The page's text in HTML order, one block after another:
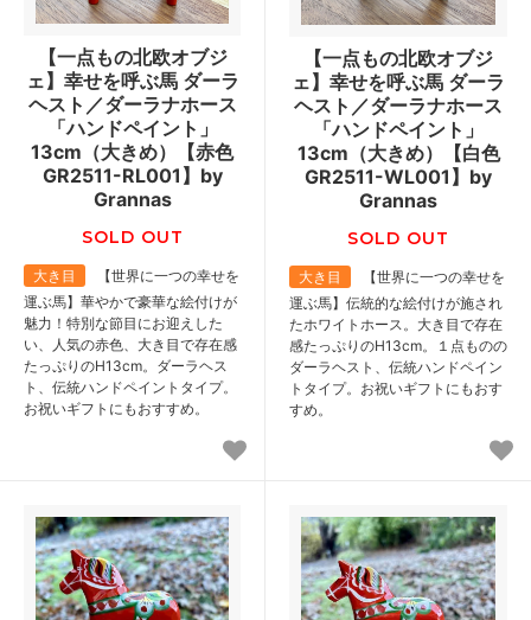
【一点もの北欧オブジ
ェ】幸せを呼ぶ馬 ダーラ
ヘスト／ダーラナホース
「ハンドペイント」
13cm（大きめ）【赤色
GR2511-RL001】by
Grannas
SOLD OUT
大き目
【世界に一つの幸せを
運ぶ馬】華やかで豪華な絵付けが
魅力！特別な節目にお迎えした
い、人気の赤色、大き目で存在感
たっぷりのH13cm。ダーラヘス
ト、伝統ハンドペイントタイプ。
お祝いギフトにもおすすめ。
【一点もの北欧オブジ
ェ】幸せを呼ぶ馬 ダーラ
ヘスト／ダーラナホース
「ハンドペイント」
13cm（大きめ）【白色
GR2511-WL001】by
Grannas
SOLD OUT
大き目
【世界に一つの幸せを
運ぶ馬】伝統的な絵付けが施され
たホワイトホース。大き目で存在
感たっぷりのH13cm。１点ものの
ダーラヘスト、伝統ハンドペイン
トタイプ。お祝いギフトにもおす
すめ。